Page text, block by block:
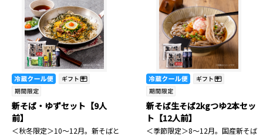
新そば・ゆずセット【9人
前】
＜秋冬限定＞10～12月。新そばと
新そば生そば2kgつゆ2本セッ
ト【12人前】
＜季節限定＞8～12月。国産新そば